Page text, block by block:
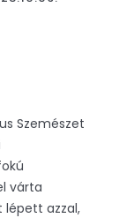
Szemészet
várta
lépett azzal,